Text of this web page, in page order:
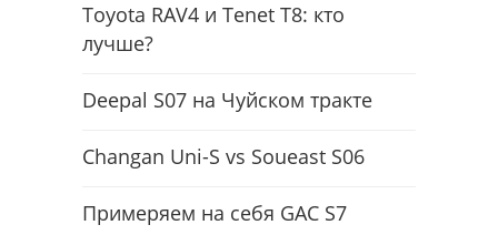
Toyota RAV4 и Tenet T8: кто
лучше?
Deepal S07 на Чуйском тракте
Changan Uni-S vs Soueast S06
Примеряем на себя GAC S7